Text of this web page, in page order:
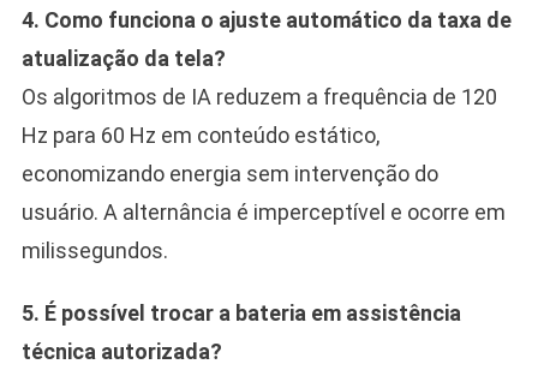
4. Como funciona o ajuste automático da taxa de
atualização da tela?
Os algoritmos de IA reduzem a frequência de 120
Hz para 60 Hz em conteúdo estático,
economizando energia sem intervenção do
usuário. A alternância é imperceptível e ocorre em
milissegundos.
5. É possível trocar a bateria em assistência
técnica autorizada?